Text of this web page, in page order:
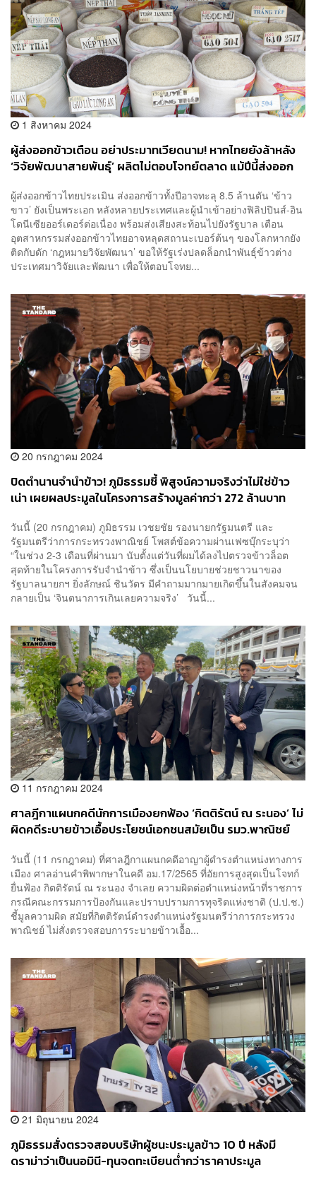
1 สิงหาคม 2024
ผู้ส่งออกข้าวเตือน อย่าประมาทเวียดนาม! หากไทยยังล้าหลัง
‘วิจัยพัฒนาสายพันธุ์’ ผลิตไม่ตอบโจทย์ตลาด แม้ปีนี้ส่งออก
ผู้ส่งออกข้าวไทยประเมิน ส่งออกข้าวทั้งปีอาจทะลุ 8.5 ล้านตัน ‘ข้าว
ขาว’ ยังเป็นพระเอก หลังหลายประเทศและผู้นำเข้าอย่างฟิลิปปินส์-อิน
โดนีเซียออร์เดอร์ต่อเนื่อง พร้อมส่งเสียงสะท้อนไปยังรัฐบาล เตือน
อุตสาหกรรมส่งออกข้าวไทยอาจหลุดสถานะเบอร์ต้นๆ ของโลกหากยัง
ติดกับดัก ‘กฎหมายวิจัยพัฒนา’ ขอให้รัฐเร่งปลดล็อกนำพันธุ์ข้าวต่าง
ประเทศมาวิจัยและพัฒนา เพื่อให้ตอบโจทย...
20 กรกฎาคม 2024
ปิดตำนานจำนำข้าว! ภูมิธรรมชี้ พิสูจน์ความจริงว่าไม่ใช่ข้าว
เน่า เผยผลประมูลในโครงการสร้างมูลค่ากว่า 272 ล้านบาท
วันนี้ (20 กรกฎาคม) ภูมิธรรม เวชยชัย รองนายกรัฐมนตรี และ
รัฐมนตรีว่าการกระทรวงพาณิชย์ โพสต์ข้อความผ่านเฟซบุ๊กระบุว่า
“ในช่วง 2-3 เดือนที่ผ่านมา นับตั้งแต่วันที่ผมได้ลงไปตรวจข้าวล็อต
สุดท้ายในโครงการรับจำนำข้าว ซึ่งเป็นนโยบายช่วยชาวนาของ
รัฐบาลนายกฯ ยิ่งลักษณ์ ชินวัตร มีคำถามมากมายเกิดขึ้นในสังคมจน
กลายเป็น ‘จินตนาการเกินเลยความจริง’ วันนี้...
11 กรกฎาคม 2024
ศาลฎีกาแผนกคดีนักการเมืองยกฟ้อง ‘กิตติรัตน์ ณ ระนอง’ ไม่
ผิดคดีระบายข้าวเอื้อประโยชน์เอกชนสมัยเป็น รมว.พาณิชย์
วันนี้ (11 กรกฎาคม) ที่ศาลฎีกาแผนกคดีอาญาผู้ดำรงตำแหน่งทางการ
เมือง ศาลอ่านคำพิพากษาในคดี อม.17/2565 ที่อัยการสูงสุดเป็นโจทก์
ยื่นฟ้อง กิตติรัตน์ ณ ระนอง จำเลย ความผิดต่อตำแหน่งหน้าที่ราชการ
กรณีคณะกรรมการป้องกันและปราบปรามการทุจริตแห่งชาติ (ป.ป.ช.)
ชี้มูลความผิด สมัยที่กิตติรัตน์ดำรงตำแหน่งรัฐมนตรีว่าการกระทรวง
พาณิชย์ ไม่สั่งตรวจสอบการระบายข้าวเอื้อ...
21 มิถุนายน 2024
ภูมิธรรมสั่งตรวจสอบบริษัทผู้ชนะประมูลข้าว 10 ปี หลังมี
ดราม่าว่าเป็นนอมินี-ทุนจดทะเบียนต่ำกว่าราคาประมูล